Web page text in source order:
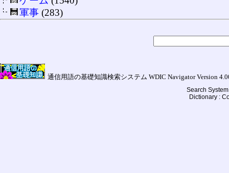
軍事 (283)
通信用語の基礎知識検索システム WDIC Navigator Version
Search
Dictionary :